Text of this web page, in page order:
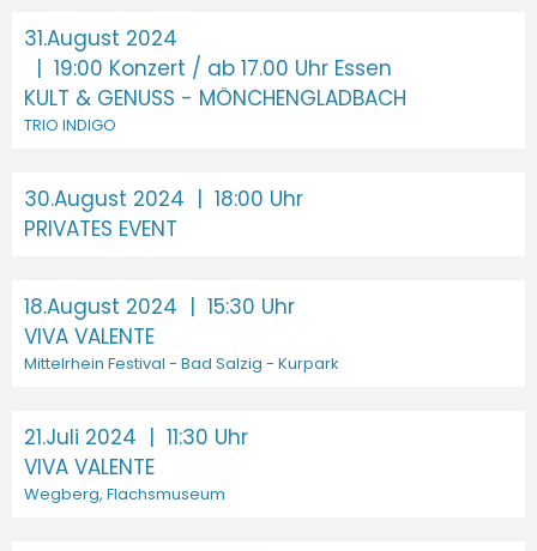
31.August 2024
| 19:00 Konzert / ab 17.00 Uhr Essen
KULT & GENUSS - MÖNCHENGLADBACH
TRIO INDIGO
30.August 2024 | 18:00 Uhr
PRIVATES EVENT
18.August 2024 | 15:30 Uhr
VIVA VALENTE
Mittelrhein Festival - Bad Salzig - Kurpark
21.Juli 2024 | 11:30 Uhr
VIVA VALENTE
Wegberg, Flachsmuseum